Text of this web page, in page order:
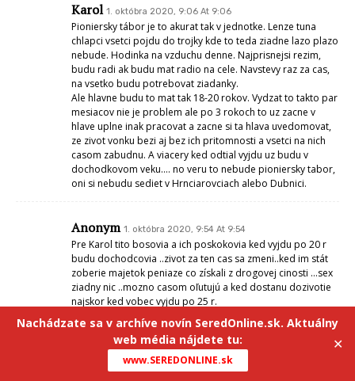
Nachádzate sa v archíve novín SeredOnline.sk. Aktuálny
web média nájdete tu:
www.SEREDONLINE.sk
✕
Karol 1. októbra 2020, 9:06 At 9:06
Pioniersky tábor je to akurat tak v jednotke. Lenze tuna
chlapci vsetci pojdu do trojky kde to teda ziadne lazo plazo
nebude. Hodinka na vzduchu denne. Najprisnejsi rezim,
budu radi ak budu mat radio na cele. Navstevy raz za cas,
na vsetko budu potrebovat ziadanky.
Ale hlavne budu to mat tak 18-20 rokov. Vydzat to takto par
mesiacov nie je problem ale po 3 rokoch to uz zacne v
hlave uplne inak pracovat a zacne si ta hlava uvedomovat,
ze zivot vonku bezi aj bez ich pritomnosti a vsetci na nich
casom zabudnu. A viacery ked odtial vyjdu uz budu v
dochodkovom veku…. no veru to nebude pioniersky tabor,
oni si nebudu sediet v Hrnciarovciach alebo Dubnici.
Anonym 1. októbra 2020, 9:54 At 9:54
Pre Karol tito bosovia a ich poskokovia ked vyjdu po 20 r
budu dochodcovia ..zivot za ten cas sa zmeni..ked im stát
zoberie majetok peniaze co získali z drogovej cinosti …sex
ziadny nic ..mozno casom oľutujú a ked dostanu dozivotie
najskor ked vobec vyjdu po 25 r.
Anonym 1. októbra 2020, 9:57 At 9:57
Pre xx na internete je vela článkov otom ako su ma